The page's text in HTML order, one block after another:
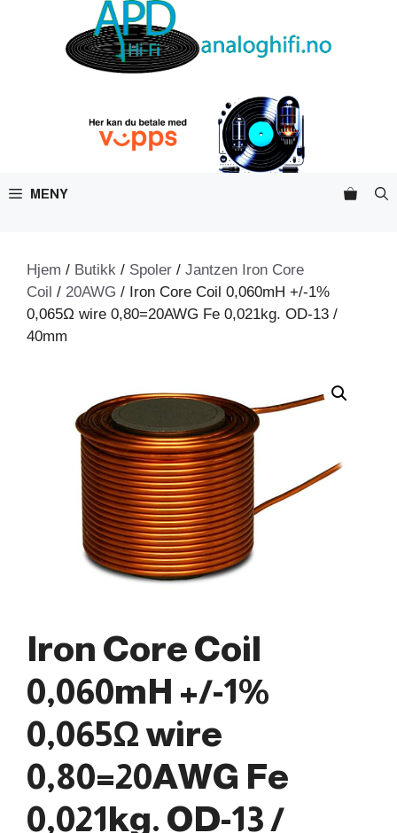
MENY
Hjem / Butikk / Spoler / Jantzen Iron Core
Coil / 20AWG / Iron Core Coil 0,060mH +/-1%
0,065Ω wire 0,80=20AWG Fe 0,021kg. OD-13 /
40mm
Iron Core Coil
0,060mH +/-1%
0,065Ω wire
0,80=20AWG Fe
0,021kg. OD-13 /